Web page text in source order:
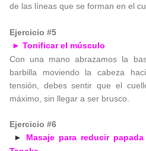
de las líneas que se forman en el
Ejercicio #5
► Tonificar el músculo
Con una mano abrazamos la
barbilla moviendo la cabeza
tensión, debes sentir que el
máximo, sin llegar a ser brusco.
Ejercicio #6
►
Masaje para reducir